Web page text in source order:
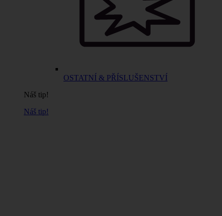
OSTATNÍ & PŘÍSLUŠENSTVÍ
Náš tip!
Náš tip!